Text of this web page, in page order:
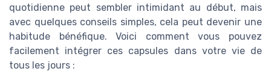
quotidienne peut sembler intimidant au début, mais
avec quelques conseils simples, cela peut devenir une
habitude bénéfique. Voici comment vous pouvez
facilement intégrer ces capsules dans votre vie de
tous les jours :